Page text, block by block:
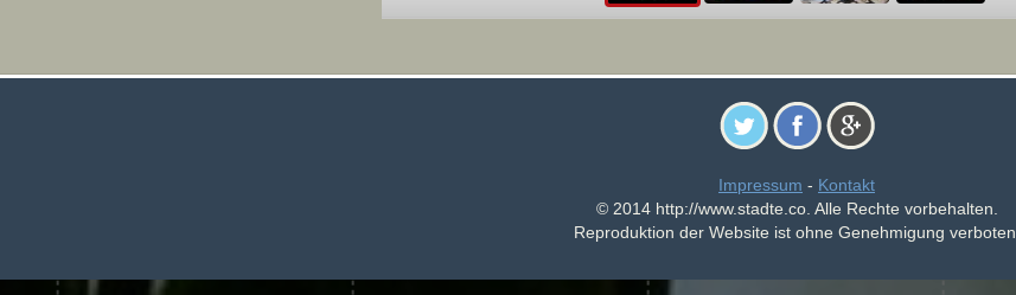
Impressum - Kontakt
© 2014 http://www.stadte.co. Alle Rechte vorbehalten.
Reproduktion der Website ist ohne Genehmigung verboten.